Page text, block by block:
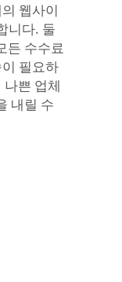
웹사이
니다. 둘
든 수수료
필요하
쁜 업체
내릴 수